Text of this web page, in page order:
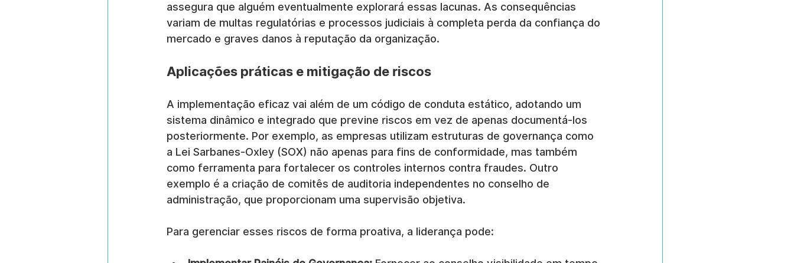
assegura que alguém eventualmente explorará essas lacunas. As consequências
variam de multas regulatórias e processos judiciais à completa perda da confiança do
mercado e graves danos à reputação da organização.
Aplicações práticas e mitigação de riscos
A implementação eficaz vai além de um código de conduta estático, adotando um
sistema dinâmico e integrado que previne riscos em vez de apenas documentá-los
posteriormente. Por exemplo, as empresas utilizam estruturas de governança como
a Lei Sarbanes-Oxley (SOX) não apenas para fins de conformidade, mas também
como ferramenta para fortalecer os controles internos contra fraudes. Outro
exemplo é a criação de comitês de auditoria independentes no conselho de
administração, que proporcionam uma supervisão objetiva.
Para gerenciar esses riscos de forma proativa, a liderança pode: